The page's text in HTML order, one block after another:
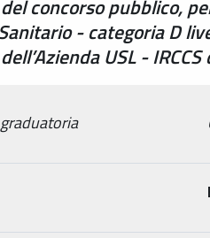
concorso pubblico,
- categoria D
USL -